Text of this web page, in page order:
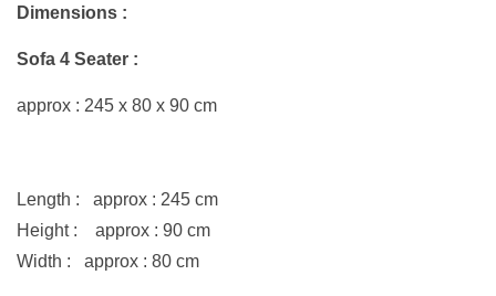
Dimensions :
Sofa 4 Seater :
approx : 245 x 80 x 90 cm
Length : approx : 245 cm
Height : approx : 90 cm
Width : approx : 80 cm